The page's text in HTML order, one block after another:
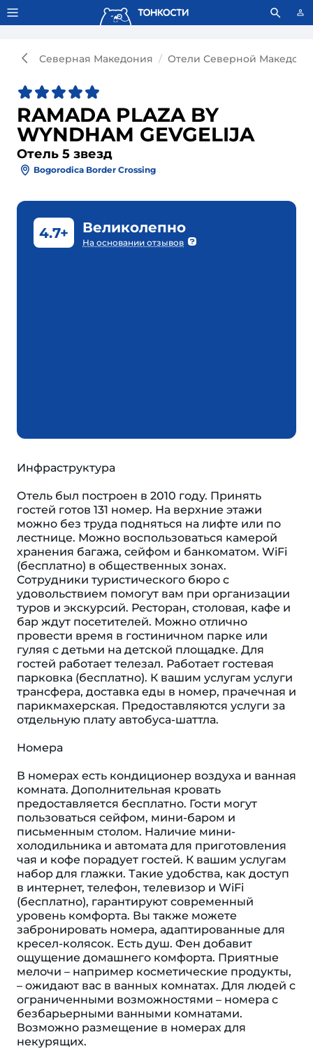
Тонкости используют сookie-файлы. Что это значит?
Северная Македония Отели Северной
RAMADA PLAZA BY
WYNDHAM GEVGELIJA
Отель 5 звезд
Bogorodica Border Crossing
4.7+ Великолепно
На основании отзывов
Инфраструктура
Отель был построен в 2010 году. Принять
гостей готов 131 номер. На верхние этажи
можно без труда подняться на лифте или по
лестнице. Можно воспользоваться камерой
хранения багажа, сейфом и банкоматом. WiFi
(бесплатно) в общественных зонах.
Сотрудники туристического бюро с
удовольствием помогут вам при организации
туров и экскурсий. Ресторан, столовая, кафе и
бар ждут посетителей. Можно отлично
провести время в гостиничном парке или
гуляя с детьми на детской площадке. Для
гостей работает телезал. Работает гостевая
парковка (бесплатно). К вашим услугам услуги
трансфера, доставка еды в номер, прачечная и
парикмахерская. Предоставляются услуги за
отдельную плату автобуса-шаттла.
Номера
В номерах есть кондиционер воздуха и ванная
комната. Дополнительная кровать
предоставляется бесплатно. Гости могут
пользоваться сейфом, мини-баром и
письменным столом. Наличие мини-
холодильника и автомата для приготовления
чая и кофе порадует гостей. К вашим услугам
набор для глажки. Такие удобства, как доступ
в интернет, телефон, телевизор и WiFi
(бесплатно), гарантируют современный
уровень комфорта. Вы также можете
забронировать номера, адаптированные для
кресел-колясок. Eсть душ. Фен добавит
ощущение домашнего комфорта. Приятные
мелочи – например косметические продукты,
– ожидают вас в ванных комнатах. Для людей с
ограниченными возможностями – номера с
безбарьерными ванными комнатами.
Возможно размещение в номерах для
некурящих.